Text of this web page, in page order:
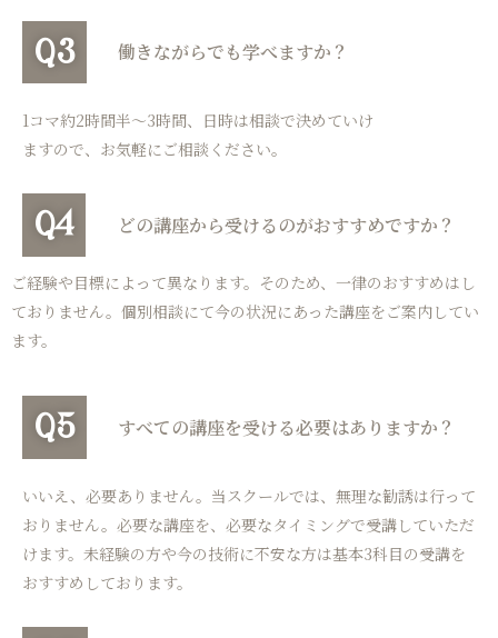
Q3 働きながらでも学べますか？
1コマ約2時間半～3時間、日時は相談で決めていけ
ますので、お気軽にご相談ください。
Q4 どの講座から受けるのがおすすめですか？
ご経験や目標によって異なります。そのため、一律のおすすめはし
ておりません。個別相談にて今の状況にあった講座をご案内してい
ます。
Q5 すべての講座を受ける必要はありますか？
いいえ、必要ありません。当スクールでは、無理な勧誘は行って
おりません。必要な講座を、必要なタイミングで受講していただ
けます。未経験の方や今の技術に不安な方は基本3科目の受講を
おすすめしております。